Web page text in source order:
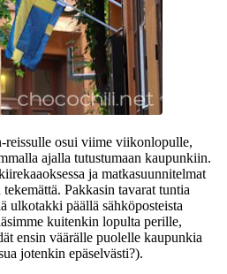
reissulle osui viime viikonlopulle,
ajalla tutustumaan kaupunkiin.
ja matkasuunnitelmat
Pakkasin tavarat tuntia
ulkotakki päällä sähköposteista
kuitenkin lopulta perille,
ensin väärälle puolelle kaupunkia
jotenkin epäselvästi?).